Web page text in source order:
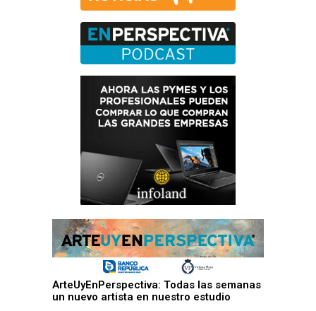
ArteUyEnPerspectiva: Todas las semanas
un nuevo artista en nuestro estudio